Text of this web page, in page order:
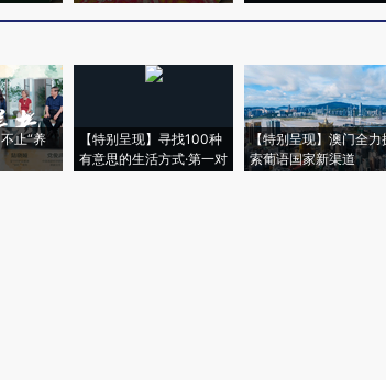
止“养
【特别呈现】寻找100种
有意思的生活方式·第一对
【特别呈现】澳门全力
索葡语国家新渠道